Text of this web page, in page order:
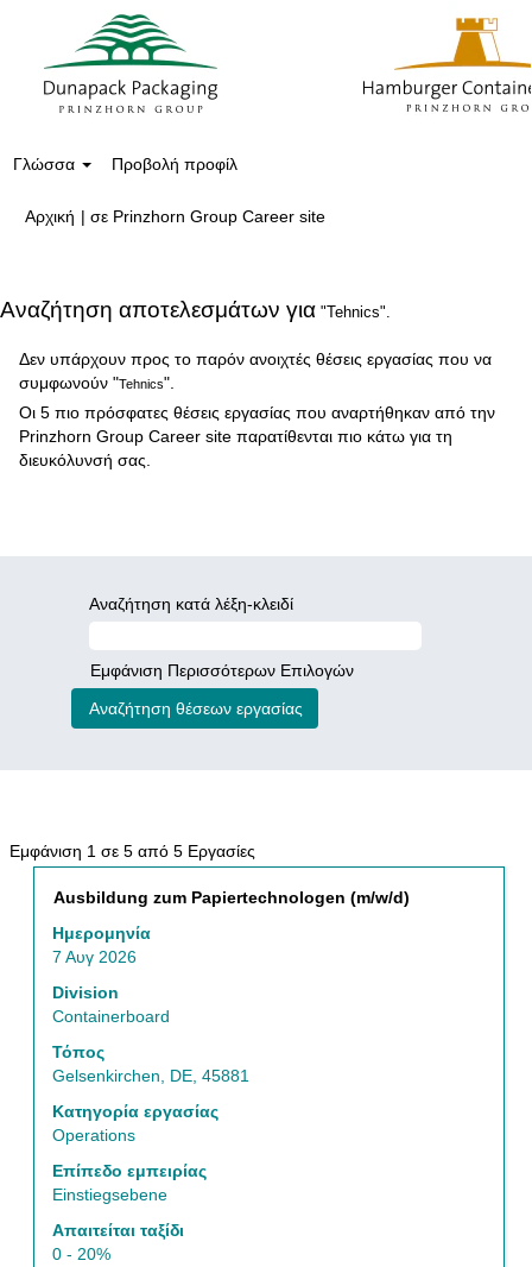
Γλώσσα Προβολή προφίλ
Αρχική | σε Prinzhorn Group Career site(τρέχουσα
Αναζήτηση αποτελεσμάτων για "Tehnics".
Δεν υπάρχουν προς το παρόν ανοιχτές θέσεις εργασίας που να
συμφωνούν "Tehnics".
Οι 5 πιο πρόσφατες θέσεις εργασίας που αναρτήθηκαν από την
Prinzhorn Group Career site παρατίθενται πιο κάτω για τη
διευκόλυνσή σας.
Αναζήτηση κατά λέξη-κλειδί
Εμφάνιση Περισσότερων Επιλογών
Εμφάνιση 1 σε 5 από 5 Εργασίες
αποτελεσμάτων
για
Τίτλος
Ausbildung zum Papiertechnologen (m/w/d)
Ημερομηνία
7 Αυγ 2026
Division
Containerboard
Τόπος
Gelsenkirchen, DE, 45881
Κατηγορία εργασίας
Operations
Επίπεδο εμπειρίας
Einstiegsebene
Απαιτείται ταξίδι
0 - 20%
Επιλέξτε
του
πλήκτρου
διαστήματος
να
τα
πλήρη
περιεχόμενα
των
εργασίας.